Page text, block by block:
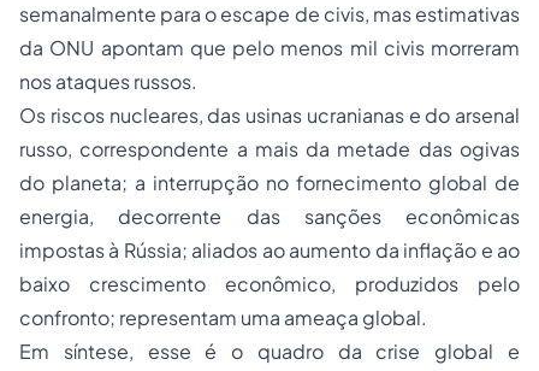
semanalmente para o escape de civis, mas estimativas
da ONU apontam que pelo menos mil civis morreram
nos ataques russos.
Os riscos nucleares, das usinas ucranianas e do arsenal
russo, correspondente a mais da metade das ogivas
do planeta; a interrupção no fornecimento global de
energia, decorrente das sanções econômicas
impostas à Rússia; aliados ao aumento da inflação e ao
baixo crescimento econômico, produzidos pelo
confronto; representam uma ameaça global.
Em síntese, esse é o quadro da crise global e